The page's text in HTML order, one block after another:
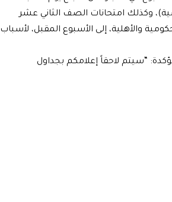
وكذلك امتحانات الصف الثاني عشر
والأهلية، إلى الأسبوع المقبل، لأسباب
“سيتم لاحقاً إعلامكم بجداول